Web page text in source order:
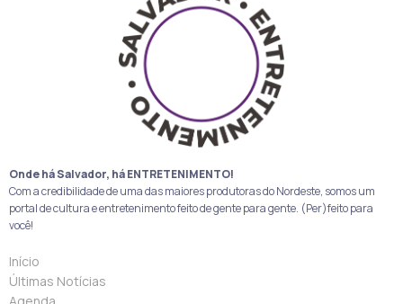
Onde há Salvador, há ENTRETENIMENTO!
Com a credibilidade de uma das maiores produtoras do Nordeste, somos um
portal de cultura e entretenimento feito de gente para gente. (Per)feito para
você!
Início
Últimas Notícias